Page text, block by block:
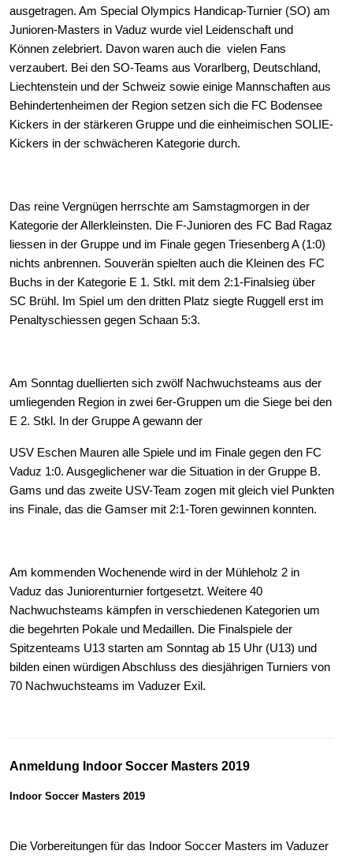
ausgetragen. Am Special Olympics Handicap-Turnier (SO) am
Junioren-Masters in Vaduz wurde viel Leidenschaft und
Können zelebriert. Davon waren auch die vielen Fans
verzaubert. Bei den SO-Teams aus Vorarlberg, Deutschland,
Liechtenstein und der Schweiz sowie einige Mannschaften aus
Behindertenheimen der Region setzen sich die FC Bodensee
Kickers in der stärkeren Gruppe und die einheimischen SOLIE-
Kickers in der schwächeren Kategorie durch.
Das reine Vergnügen herrschte am Samstagmorgen in der
Kategorie der Allerkleinsten. Die F-Junioren des FC Bad Ragaz
liessen in der Gruppe und im Finale gegen Triesenberg A (1:0)
nichts anbrennen. Souverän spielten auch die Kleinen des FC
Buchs in der Kategorie E 1. Stkl. mit dem 2:1-Finalsieg über
SC Brühl. Im Spiel um den dritten Platz siegte Ruggell erst im
Penaltyschiessen gegen Schaan 5:3.
Am Sonntag duellierten sich zwölf Nachwuchsteams aus der
umliegenden Region in zwei 6er-Gruppen um die Siege bei den
E 2. Stkl. In der Gruppe A gewann der
USV Eschen Mauren alle Spiele und im Finale gegen den FC
Vaduz 1:0. Ausgeglichener war die Situation in der Gruppe B.
Gams und das zweite USV-Team zogen mit gleich viel Punkten
ins Finale, das die Gamser mit 2:1-Toren gewinnen konnten.
Am kommenden Wochenende wird in der Mühleholz 2 in
Vaduz das Juniorenturnier fortgesetzt. Weitere 40
Nachwuchsteams kämpfen in verschiedenen Kategorien um
die begehrten Pokale und Medaillen. Die Finalspiele der
Spitzenteams U13 starten am Sonntag ab 15 Uhr (U13) und
bilden einen würdigen Abschluss des diesjährigen Turniers von
70 Nachwuchsteams im Vaduzer Exil.
Anmeldung Indoor Soccer Masters 2019
Indoor Soccer Masters 2019
Die Vorbereitungen für das Indoor Soccer Masters im Vaduzer